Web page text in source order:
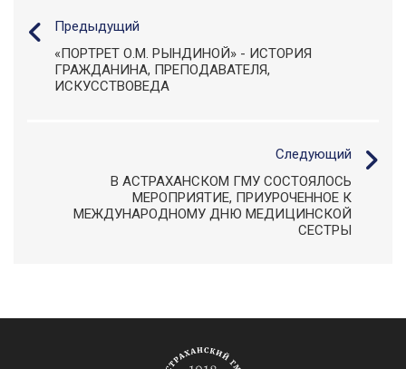
Предыдущий
«ПОРТРЕТ О.М. РЫНДИНОЙ» - ИСТОРИЯ
ГРАЖДАНИНА, ПРЕПОДАВАТЕЛЯ,
ИСКУССТВОВЕДА
Следующий
В АСТРАХАНСКОМ ГМУ СОСТОЯЛОСЬ
МЕРОПРИЯТИЕ, ПРИУРОЧЕННОЕ К
МЕЖДУНАРОДНОМУ ДНЮ МЕДИЦИНСКОЙ
СЕСТРЫ